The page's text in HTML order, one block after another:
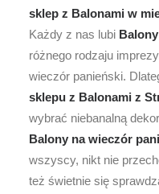
sklep z Balonami w
Każdy z nas lubi Balony
różnego rodzaju
wieczór panieński.
sklepu z Balonami z
wybrać niebanalną
Balony na wieczór
wszyscy, nikt nie
też świetnie się